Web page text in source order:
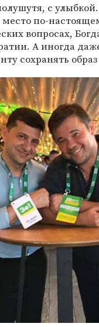
с
место по-
вопросах,
А иногда
сохранять